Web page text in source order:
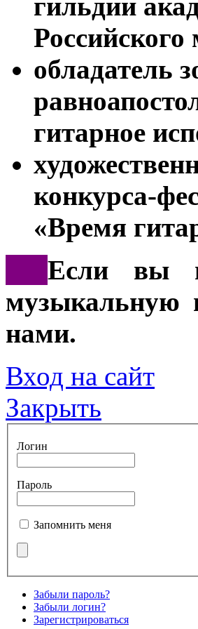
обладатель
гитарное
конкурса-
«Время
Если вы
музыкальную
нами.
Вход на сайт
Закрыть
Логин
Пароль
Запомнить меня
Забыли пароль?
Забыли логин?
Зарегистрироваться